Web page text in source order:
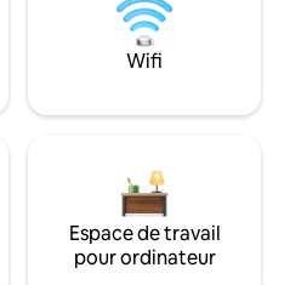
Wifi
Espace de travail
pour ordinateur